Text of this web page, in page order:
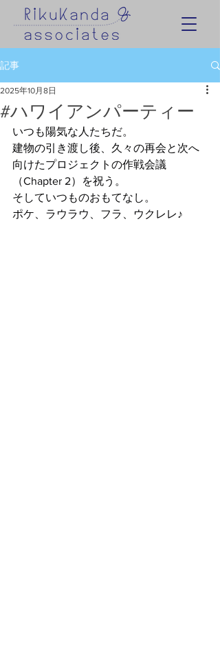
記事
#ハワイアンパーティー
2025年10月8日
いつも陽気な人たちだ。
建物の引き渡し後、久々の再会と次へ
向けたプロジェクトの作戦会議
（Chapter 2）を祝う。
そしていつものおもてなし。
ポケ、ラウラウ、フラ、ウクレレ♪